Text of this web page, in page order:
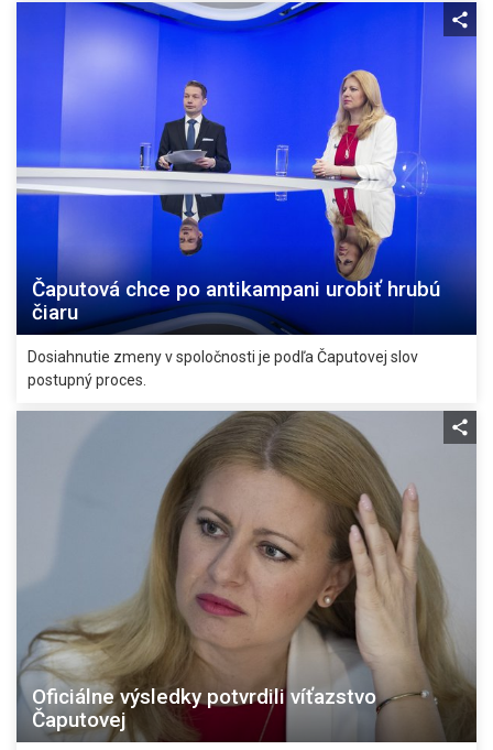
Čaputová chce po antikampani urobiť hrubú
čiaru
Dosiahnutie zmeny v spoločnosti je podľa Čaputovej slov
postupný proces.
Oficiálne výsledky potvrdili víťazstvo
Čaputovej